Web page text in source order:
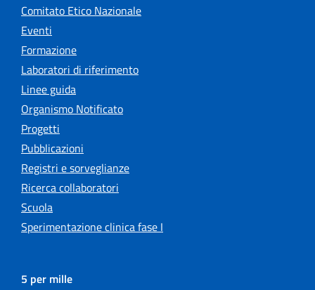
Comitato Etico Nazionale
Eventi
Formazione
Laboratori di riferimento
Linee guida
Organismo Notificato
Progetti
Pubblicazioni
Registri e sorveglianze
Ricerca collaboratori
Scuola
Sperimentazione clinica fase I
5 per mille